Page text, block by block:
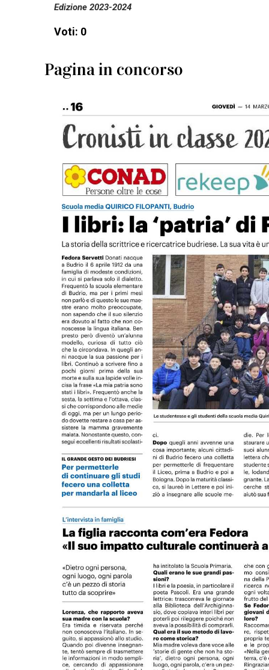
Edizione 2023-2024
Voti: 0
Pagina in concorso